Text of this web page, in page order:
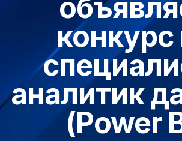
конкурс
аналитик
(Power